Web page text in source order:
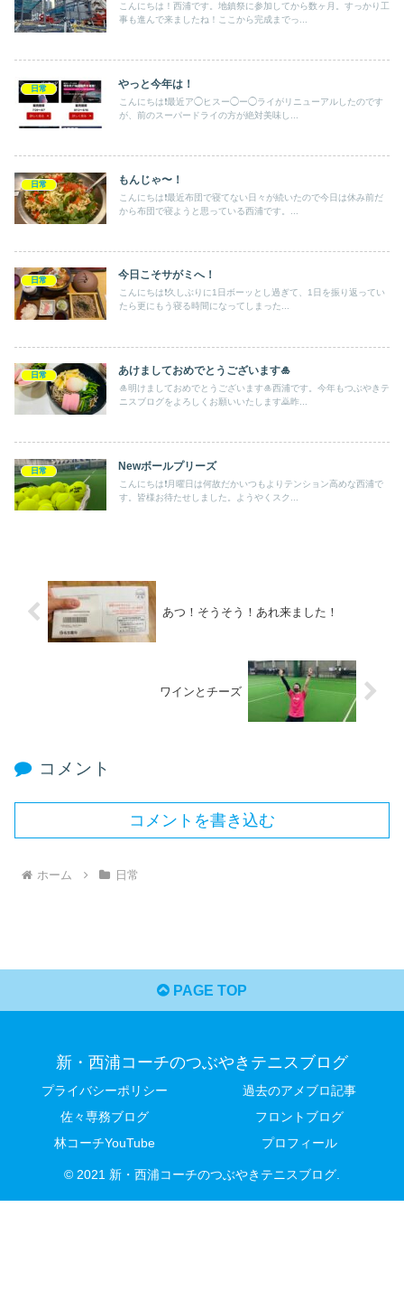
こんにちは！西浦です。地鎮祭に参加してから数ヶ月。すっかり工
事も進んで来ましたね！ここから完成までっ...
日常 やっと今年は！
こんにちは❗️最近ア◯ヒスー◯ー◯ライがリニューアルしたのです
が、前のスーパードライの方が絶対美味し...
日常 もんじゃ〜！
こんにちは❗️最近布団で寝てない日々が続いたので今日は休み前だ
から布団で寝ようと思っている西浦です。...
日常 今日こそサがミへ！
こんにちは❗️久しぶりに1日ボーッとし過ぎて、1日を振り返ってい
たら更にもう寝る時間になってしまった...
日常 あけましておめでとうございます🎍
🎍明けましておめでとうございます🎍西浦です。今年もつぶやきテ
ニスブログをよろしくお願いいたします🙇昨...
日常 Newボールプリーズ
こんにちは❗️月曜日は何故だかいつもよりテンション高めな西浦で
す。皆様お待たせしました。ようやくスク...
あつ！そうそう！あれ来ました！
ワインとチーズ
コメント
コメントを書き込む
ホーム 日常
PAGE TOP
新・西浦コーチのつぶやきテニスブログ
プライバシーポリシー
過去のアメブロ記事
佐々専務ブログ
フロントブログ
林コーチYouTube
プロフィール
© 2021 新・西浦コーチのつぶやきテニスブログ.